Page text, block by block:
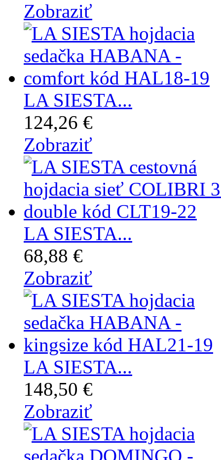
Zobraziť
LA SIESTA...
124,26 €
Zobraziť
LA SIESTA...
68,88 €
Zobraziť
LA SIESTA...
148,50 €
Zobraziť